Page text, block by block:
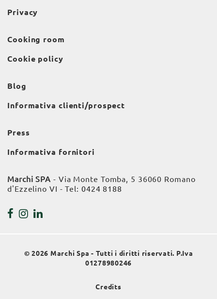
Privacy
Cooking room
Cookie policy
Blog
Informativa clienti/prospect
Press
Informativa fornitori
Marchi SPA - Via Monte Tomba, 5 36060 Romano
d'Ezzelino VI - Tel: 0424 8188
© 2026 Marchi Spa - Tutti i diritti riservati. P.Iva
01278980246
Credits